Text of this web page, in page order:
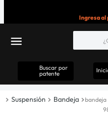
Ingresa al
Buscar por
patente
Suspensión Bandeja
bandeja